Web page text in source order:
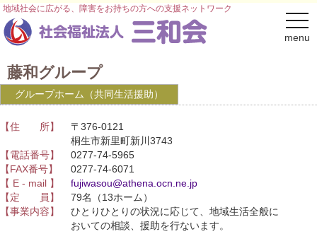
地域社会に広がる、障害をお持ちの方への支援ネットワーク
menu
藤和グループ
グループホーム（共同生活援助）
【住 所】
〒376-0121
桐生市新里町新川3743
【電話番号】
0277-74-5965
【FAX番号】
0277-74-6071
【 E - mail 】
fujiwasou@athena.ocn.ne.jp
【定 員】
79名（13ホーム）
【事業内容】
ひとりひとりの状況に応じて、地域生活全般に
おいての相談、援助を行ないます。